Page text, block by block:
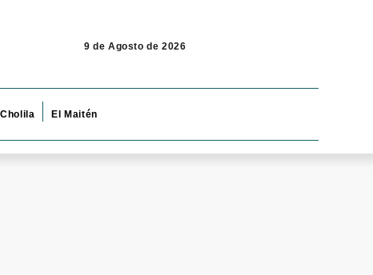
9 de Agosto de 2026
Cholila El Maitén